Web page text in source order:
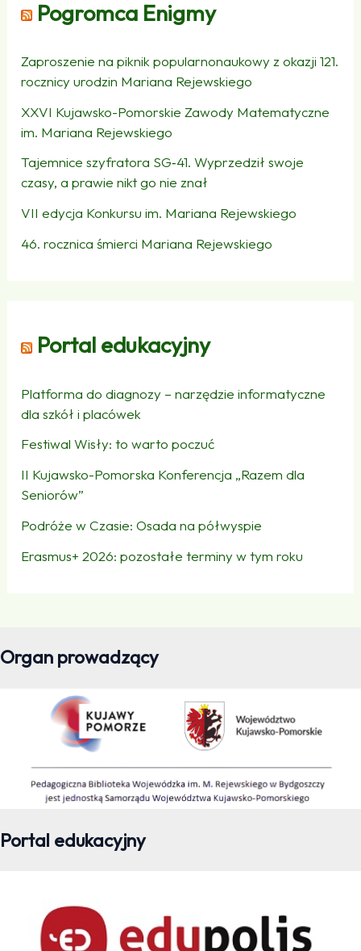
Pogromca Enigmy
Zaproszenie na piknik popularnonaukowy z okazji 121.
rocznicy urodzin Mariana Rejewskiego
XXVI Kujawsko-Pomorskie Zawody Matematyczne
im. Mariana Rejewskiego
Tajemnice szyfratora SG‑41. Wyprzedził swoje
czasy, a prawie nikt go nie znał
VII edycja Konkursu im. Mariana Rejewskiego
46. rocznica śmierci Mariana Rejewskiego
Portal edukacyjny
Platforma do diagnozy – narzędzie informatyczne
dla szkół i placówek
Festiwal Wisły: to warto poczuć
II Kujawsko-Pomorska Konferencja „Razem dla
Seniorów”
Podróże w Czasie: Osada na półwyspie
Erasmus+ 2026: pozostałe terminy w tym roku
Organ prowadzący
Portal edukacyjny